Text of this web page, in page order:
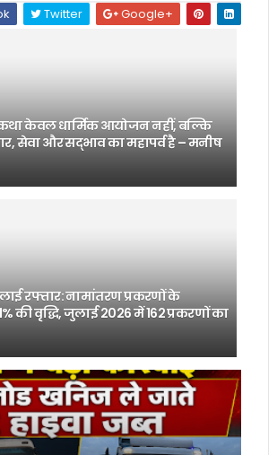
Twitter Google+
केवल धार्मिक आयोजन नहीं, बल्कि
सेवा और सद्भाव का महापर्व है – मनीष
रफ्तार: नामांतरण प्रकरणों के
की वृद्धि, जुलाई 2026 में 162 प्रकरणों का